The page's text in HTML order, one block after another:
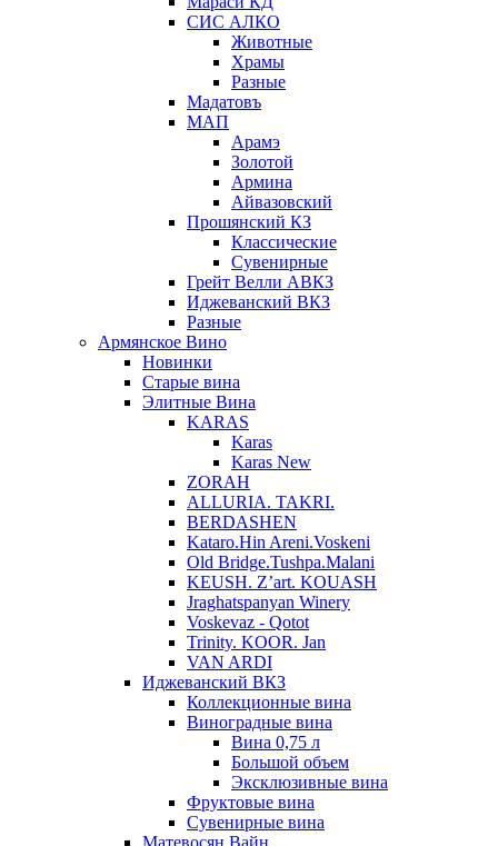
СИС АЛКО
Животные
Храмы
Разные
Мадатовъ
МАП
Арамэ
Золотой
Армина
Айвазовский
Прошянский КЗ
Классические
Сувенирные
Грейт Велли АВКЗ
Иджеванский ВКЗ
Разные
Армянское Вино
Новинки
Старые вина
Элитные Вина
KARAS
Karas
Karas New
ZORAH
ALLURIA. TAKRI.
BERDASHEN
Kataro.Hin Areni.Voskeni
Old Bridge.Tushpa.Malani
KEUSH. Z’art. KOUASH
Jraghatspanyan Winery
Voskevaz - Qotot
Trinity. KOOR. Jan
VAN ARDI
Иджеванский ВКЗ
Коллекционные вина
Виноградные вина
Вина 0,75 л
Большой объем
Эксклюзивные вина
Фруктовые вина
Cувенирные вина
Матевосян Вайн